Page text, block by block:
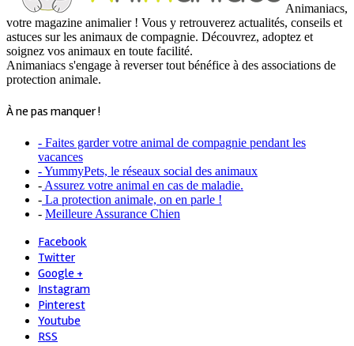
Animaniacs,
votre magazine animalier ! Vous y retrouverez actualités, conseils et
astuces sur les animaux de compagnie. Découvrez, adoptez et
soignez vos animaux en toute facilité.
Animaniacs s'engage à reverser tout bénéfice à des associations de
protection animale.
À ne pas manquer !
- Faites garder votre animal de compagnie pendant les
vacances
- YummyPets, le réseaux social des animaux
- Assurez votre animal en cas de maladie.
- La protection animale, on en parle !
- Meilleure Assurance Chien
Facebook
Twitter
Google +
Instagram
Pinterest
Youtube
RSS